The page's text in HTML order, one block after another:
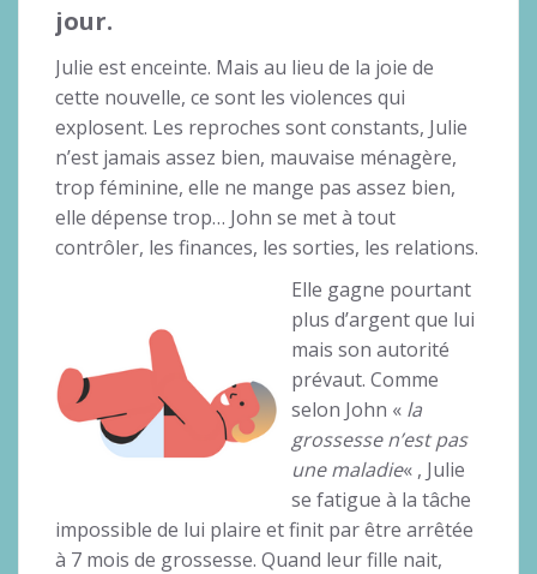
jour.
Julie est enceinte. Mais au lieu de la joie de
cette nouvelle, ce sont les violences qui
explosent. Les reproches sont constants, Julie
n’est jamais assez bien, mauvaise ménagère,
trop féminine, elle ne mange pas assez bien,
elle dépense trop… John se met à tout
contrôler, les finances, les sorties, les relations.
Elle gagne pourtant
plus d’argent que lui
mais son autorité
prévaut. Comme
selon John « la
grossesse n’est pas
une maladie« , Julie
se fatigue à la tâche
impossible de lui plaire et finit par être arrêtée
à 7 mois de grossesse. Quand leur fille nait,